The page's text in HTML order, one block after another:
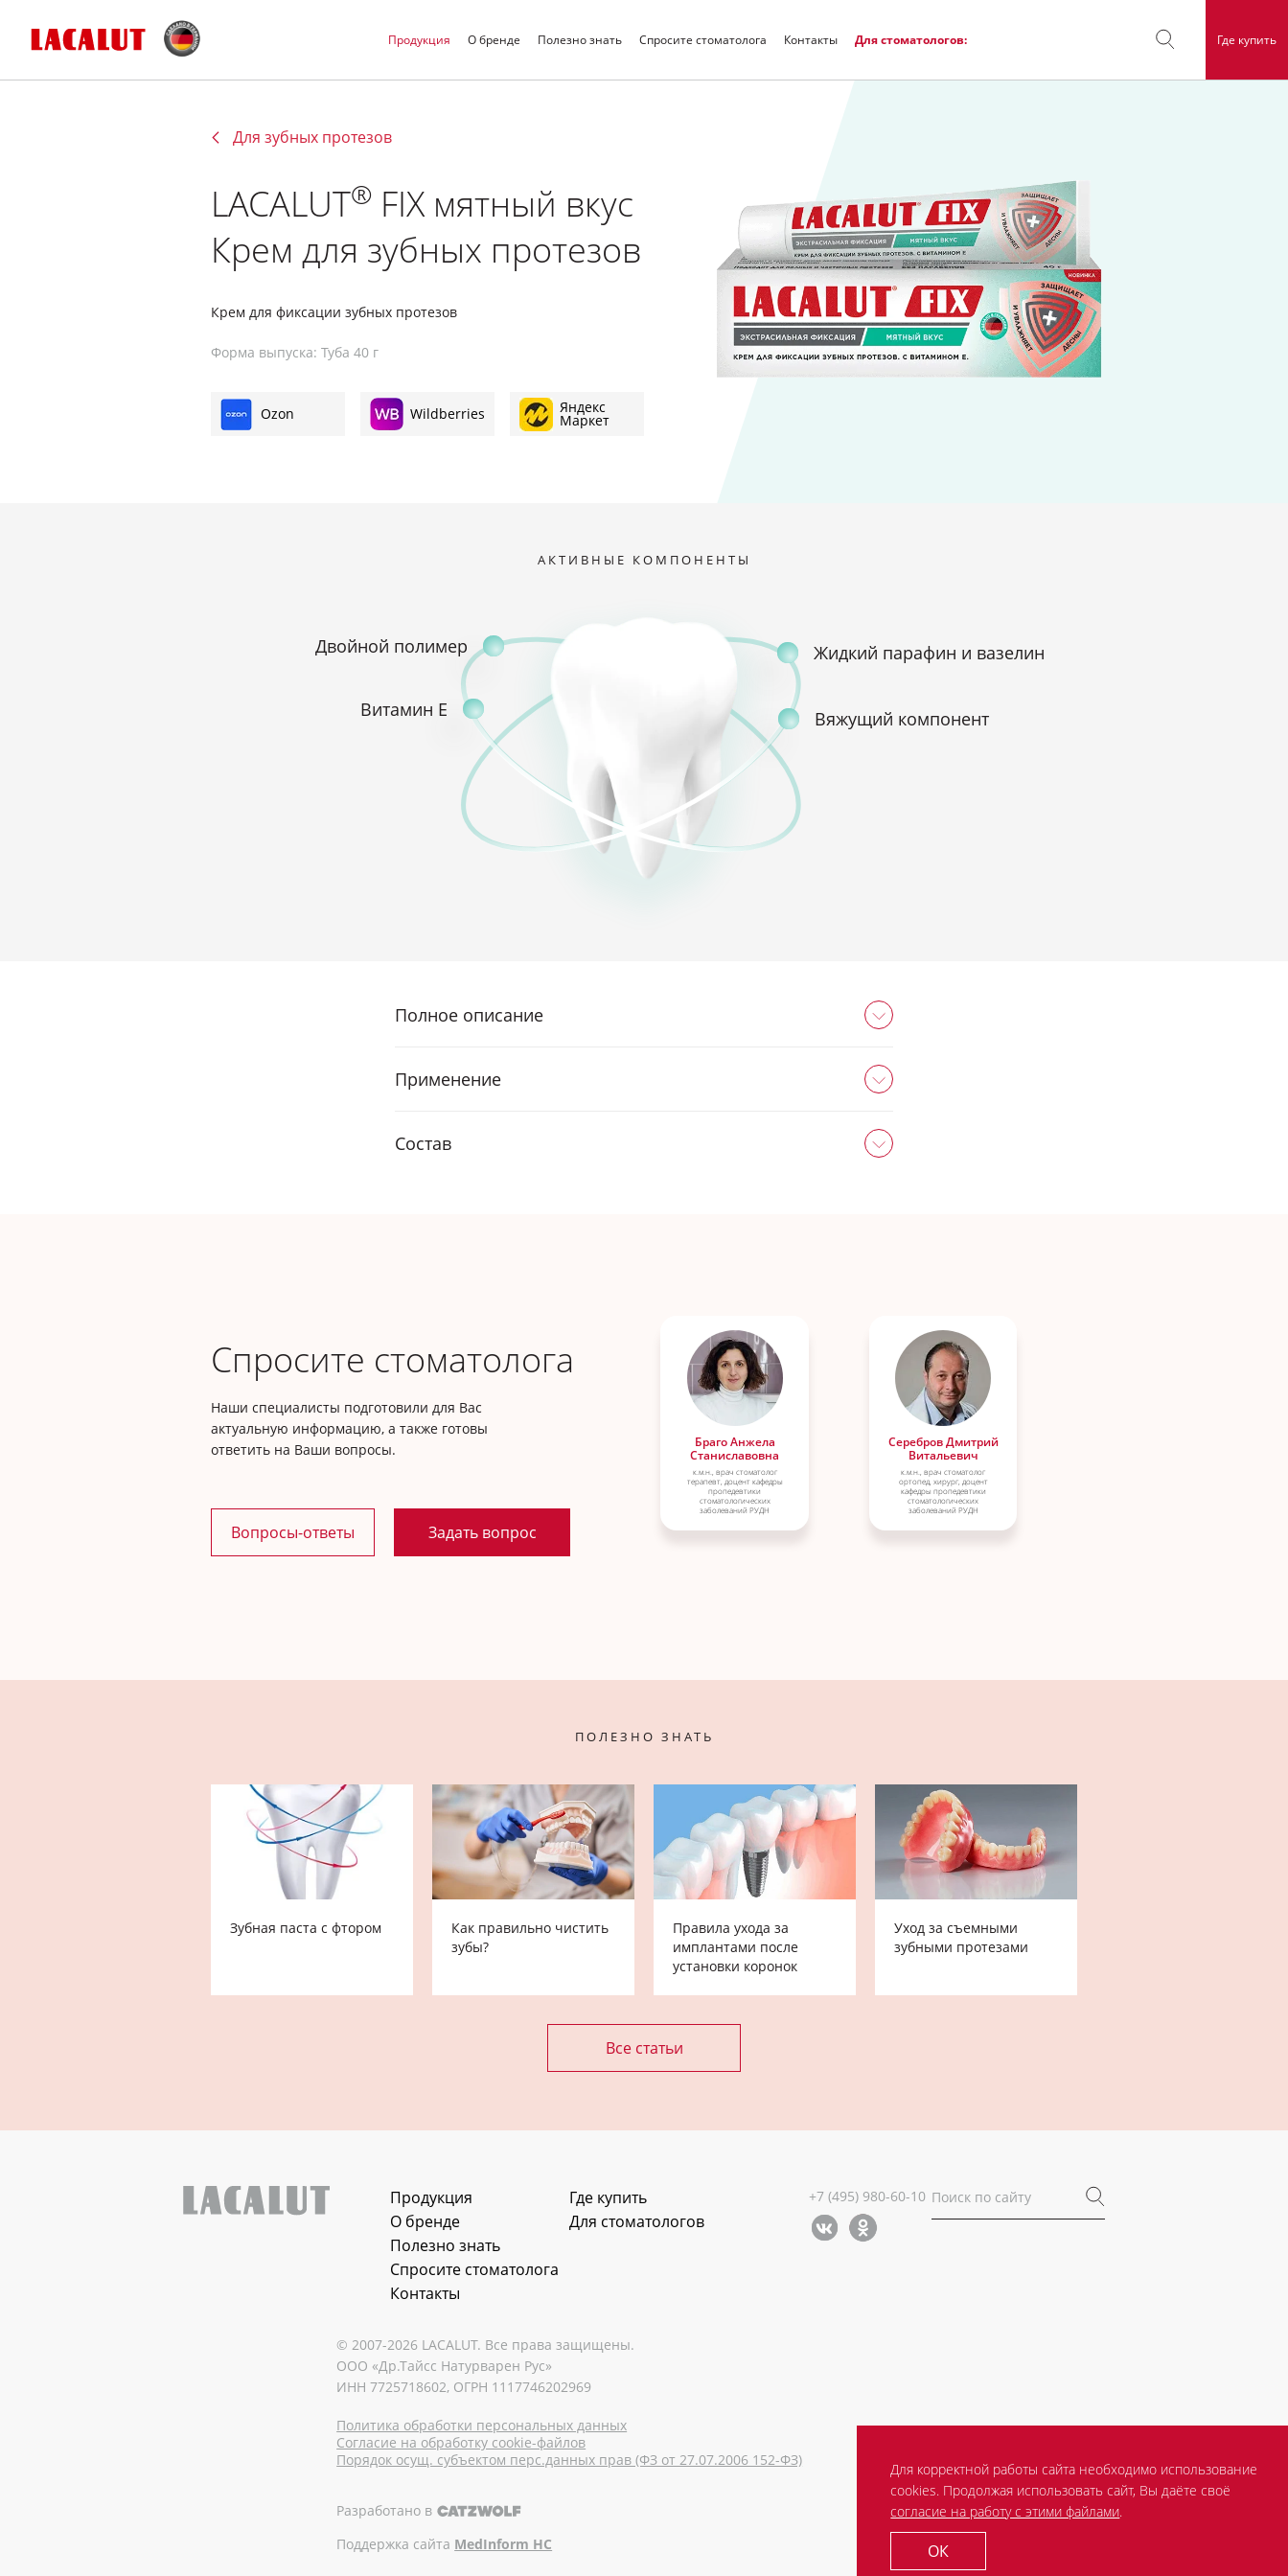
Продукция О бренде Полезно знать Спросите стоматолога Контакты Для стоматологов: Где купить
Для зубных протезов
LACALUT® FIX мятный вкус
Крем для зубных протезов
Крем для фиксации зубных протезов
Форма выпуска: Туба 40 г
Ozon Wildberries Яндекс
Маркет
АКТИВНЫЕ КОМПОНЕНТЫ
Двойной полимер Жидкий парафин и вазелин
Витамин Е Вяжущий компонент
Полное описание
Применение
Состав
Спросите стоматолога
Наши специалисты подготовили для Вас
актуальную информацию, а также готовы
ответить на Ваши вопросы.
Вопросы-ответы Задать вопрос
Браго Анжела
Станиславовна
к.м.н., врач стоматолог
терапевт, доцент кафедры
пропедевтики
стоматологических
заболеваний РУДН
Серебров Дмитрий
Витальевич
к.м.н., врач стоматолог
ортопед, хирург, доцент
кафедры пропедевтики
стоматологических
заболеваний РУДН
ПОЛЕЗНО ЗНАТЬ
Зубная паста с фтором
Как правильно чистить
зубы?
Правила ухода за
имплантами после
установки коронок
Уход за съемными
зубными протезами
Все статьи
Продукция
О бренде
Полезно знать
Спросите стоматолога
Контакты
Где купить
Для стоматологов
© 2007-2026 LACALUT. Все права защищены.
ООО «Др.Тайсс Натурварен Рус»
ИНН 7725718602, ОГРН 1117746202969
Политика обработки персональных данных
Согласие на обработку cookie-файлов
Порядок осущ. субъектом перс.данных прав (ФЗ от 27.07.2006 152-ФЗ)
Разработано в
Поддержка сайта MedInform HC
+7 (495) 980-60-10
Для корректной работы сайта необходимо использование
cookies. Продолжая использовать сайт, Вы даёте своё
согласие на работу с этими файлами.
ОК